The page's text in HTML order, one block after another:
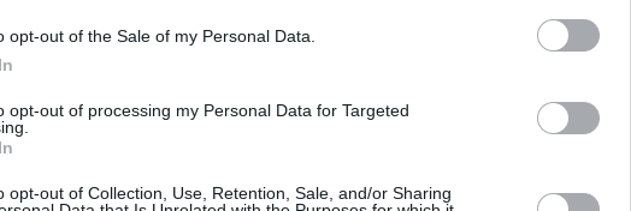
opt-out of the Sale of my Personal Data.
opt-out of processing my Personal Data for Targeted
opt-out of Collection, Use, Retention, Sale, and/or Sharing
τον Μάιο, στην
καταγράφηκαν στη διάρκεια της